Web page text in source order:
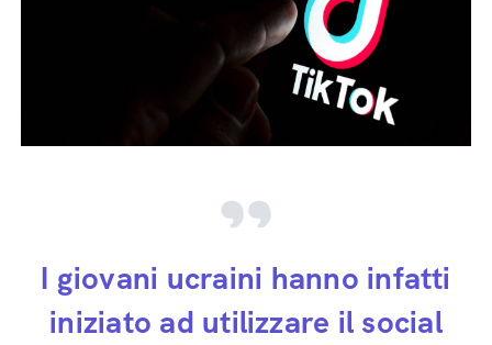
I giovani ucraini hanno infatti
iniziato ad utilizzare il social